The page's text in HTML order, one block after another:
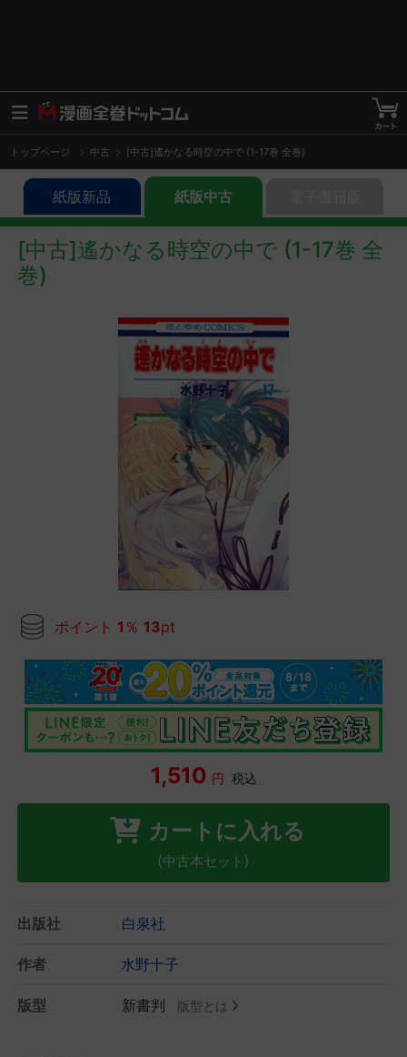
トップページ 中古 [中古]遙かなる時空の中で (1-17巻 全巻)
紙版新品 紙版中古
[中古]遙かなる時空の中で (1-17巻 全
巻)
ポイント 1 ％ 13pt
1,510 円 税込
カートに入れる
(中古本セット)
出版社 白泉社
作者 水野十子
版型 新書判 版型とは